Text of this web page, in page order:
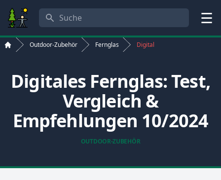
Suche
Menü
Start
Outdoor-Zubehör Fernglas Digital
Digitales Fernglas: Test,
Vergleich &
Empfehlungen 10/2024
OUTDOOR-ZUBEHÖR